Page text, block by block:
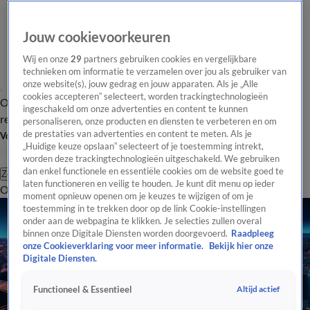
Overzicht Laatste nieuws Regionieuws Het beste van Hart
Tip de
redactie
Volg Hart van Nederland
Zoeken
OverzichtRegioUitzendingenWeerTip de redactiePanelVideo's
Jouw cookievoorkeuren
Wij en onze29 partners gebruiken cookies en vergelijkbare
technieken om informatie te verzamelen over jou als gebruiker van
onze website(s), jouw gedrag en jouw apparaten. Als je „Alle
cookies accepteren” selecteert, worden trackingtechnologieën
ingeschakeld om onze advertenties en content te kunnen
personaliseren, onze producten en diensten te verbeteren en om
de prestaties van advertenties en content te meten. Als je
„Huidige keuze opslaan” selecteert of je toestemming intrekt,
worden deze trackingtechnologieën uitgeschakeld. We gebruiken
dan enkel functionele en essentiële cookies om de website goed te
laten functioneren en veilig te houden. Je kunt dit menu op ieder
moment opnieuw openen om je keuzes te wijzigen of om je
toestemming in te trekken door op de link Cookie-instellingen
onder aan de webpagina te klikken. Je selecties zullen overal
binnen onze Digitale Diensten worden doorgevoerd. Raadpleeg
onze Cookieverklaring voor meer informatie.
Bekijk hier onze
Digitale Diensten.
Functioneel & Essentieel Altijd actief